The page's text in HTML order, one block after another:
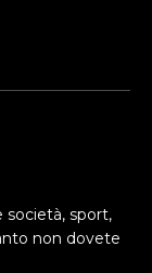
società, sport,
non dovete